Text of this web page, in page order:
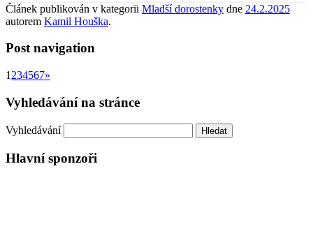
Článek publikován v kategorii Mladší dorostenky dne 24.2.2025
autorem Kamil Houška.
Post navigation
1 234567»
Vyhledávání na stránce
Vyhledávání
Hlavní sponzoři